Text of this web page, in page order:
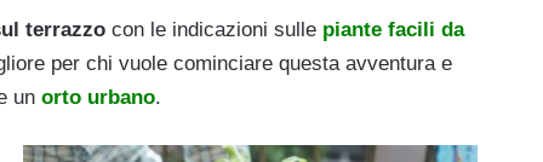
terrazzo con le indicazioni sulle piante facili da
per chi vuole cominciare questa avventura e
un orto urbano.